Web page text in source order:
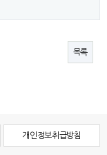
목록
개인정보취급방침